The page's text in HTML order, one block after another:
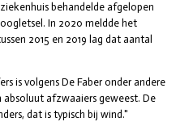
behandelde afgelopen
In 2020 meldde het
2015 en 2019 lag dat aantal
is volgens De Faber onder andere
afzwaaiers geweest. De
dat is typisch bij wind."